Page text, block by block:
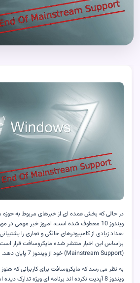
در حالی که بخش عمده ای از خبرهای مربوط به
تعداد زیادی از کامپیوترهای خانگی و تجاری را
براساس این اخبار منتشر شده مایکروسافت قرار است
(Mainstream Support) خود از ویندوز 7 پایان دهد.
به نظر می رسد که مایکروسافت برای کاربرانی که
ویندوز 8 آپدیت نکرده اند برنامه ای ویژه تدارک